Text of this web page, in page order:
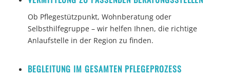
Ob Pflegestützpunkt, Wohnberatung oder
Selbsthilfegruppe – wir helfen Ihnen, die richtige
Anlaufstelle in der Region zu finden.
BEGLEITUNG IM GESAMTEN PFLEGEPROZESS